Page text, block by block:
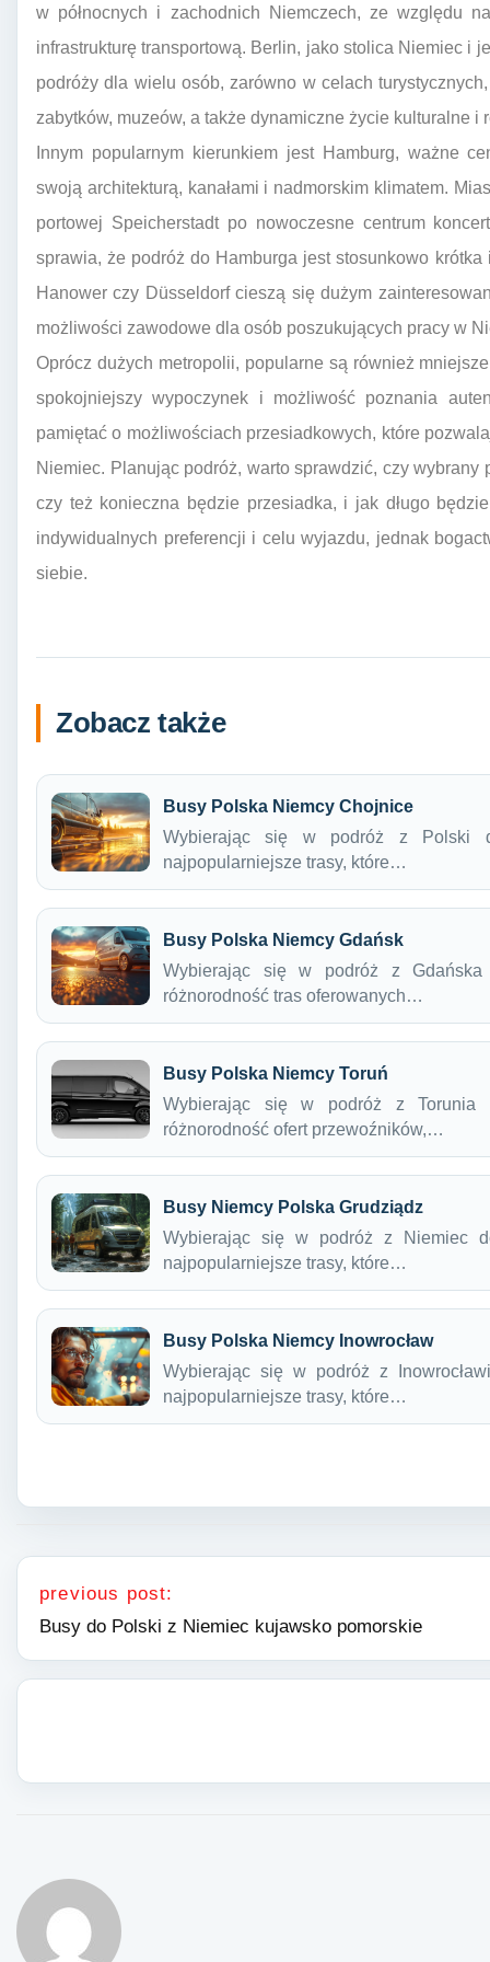
w północnych i zachodnich Niemczech, ze względu
infrastrukturę transportową. Berlin, jako stolica Niemiec i
podróży dla wielu osób, zarówno w celach
zabytków, muzeów, a także dynamiczne życie kulturalne i
Innym popularnym kierunkiem jest Hamburg, ważne
swoją architekturą, kanałami i nadmorskim klimatem.
portowej Speicherstadt po nowoczesne centrum
sprawia, że podróż do Hamburga jest stosunkowo
Hanower czy Düsseldorf cieszą się dużym
możliwości zawodowe dla osób poszukujących pracy w
Oprócz dużych metropolii, popularne są również
spokojniejszy wypoczynek i możliwość poznania
pamiętać o możliwościach przesiadkowych, które
Niemiec. Planując podróż, warto sprawdzić, czy wybrany
czy też konieczna będzie przesiadka, i jak długo
indywidualnych preferencji i celu wyjazdu, jednak
siebie.
Zobacz także
Busy Polska Niemcy Chojnice
Wybierając się w podróż z Polski
najpopularniejsze trasy, które…
Busy Polska Niemcy Gdańsk
Wybierając się w podróż z
różnorodność tras oferowanych…
Busy Polska Niemcy Toruń
Wybierając się w podróż z
różnorodność ofert przewoźników,…
Busy Niemcy Polska Grudziądz
Wybierając się w podróż z Niemiec
najpopularniejsze trasy, które…
Busy Polska Niemcy Inowrocław
Wybierając się w podróż z
najpopularniejsze trasy, które…
Nawigacja wpisu
previous post:
Busy do Polski z Niemiec kujawsko pomorskie